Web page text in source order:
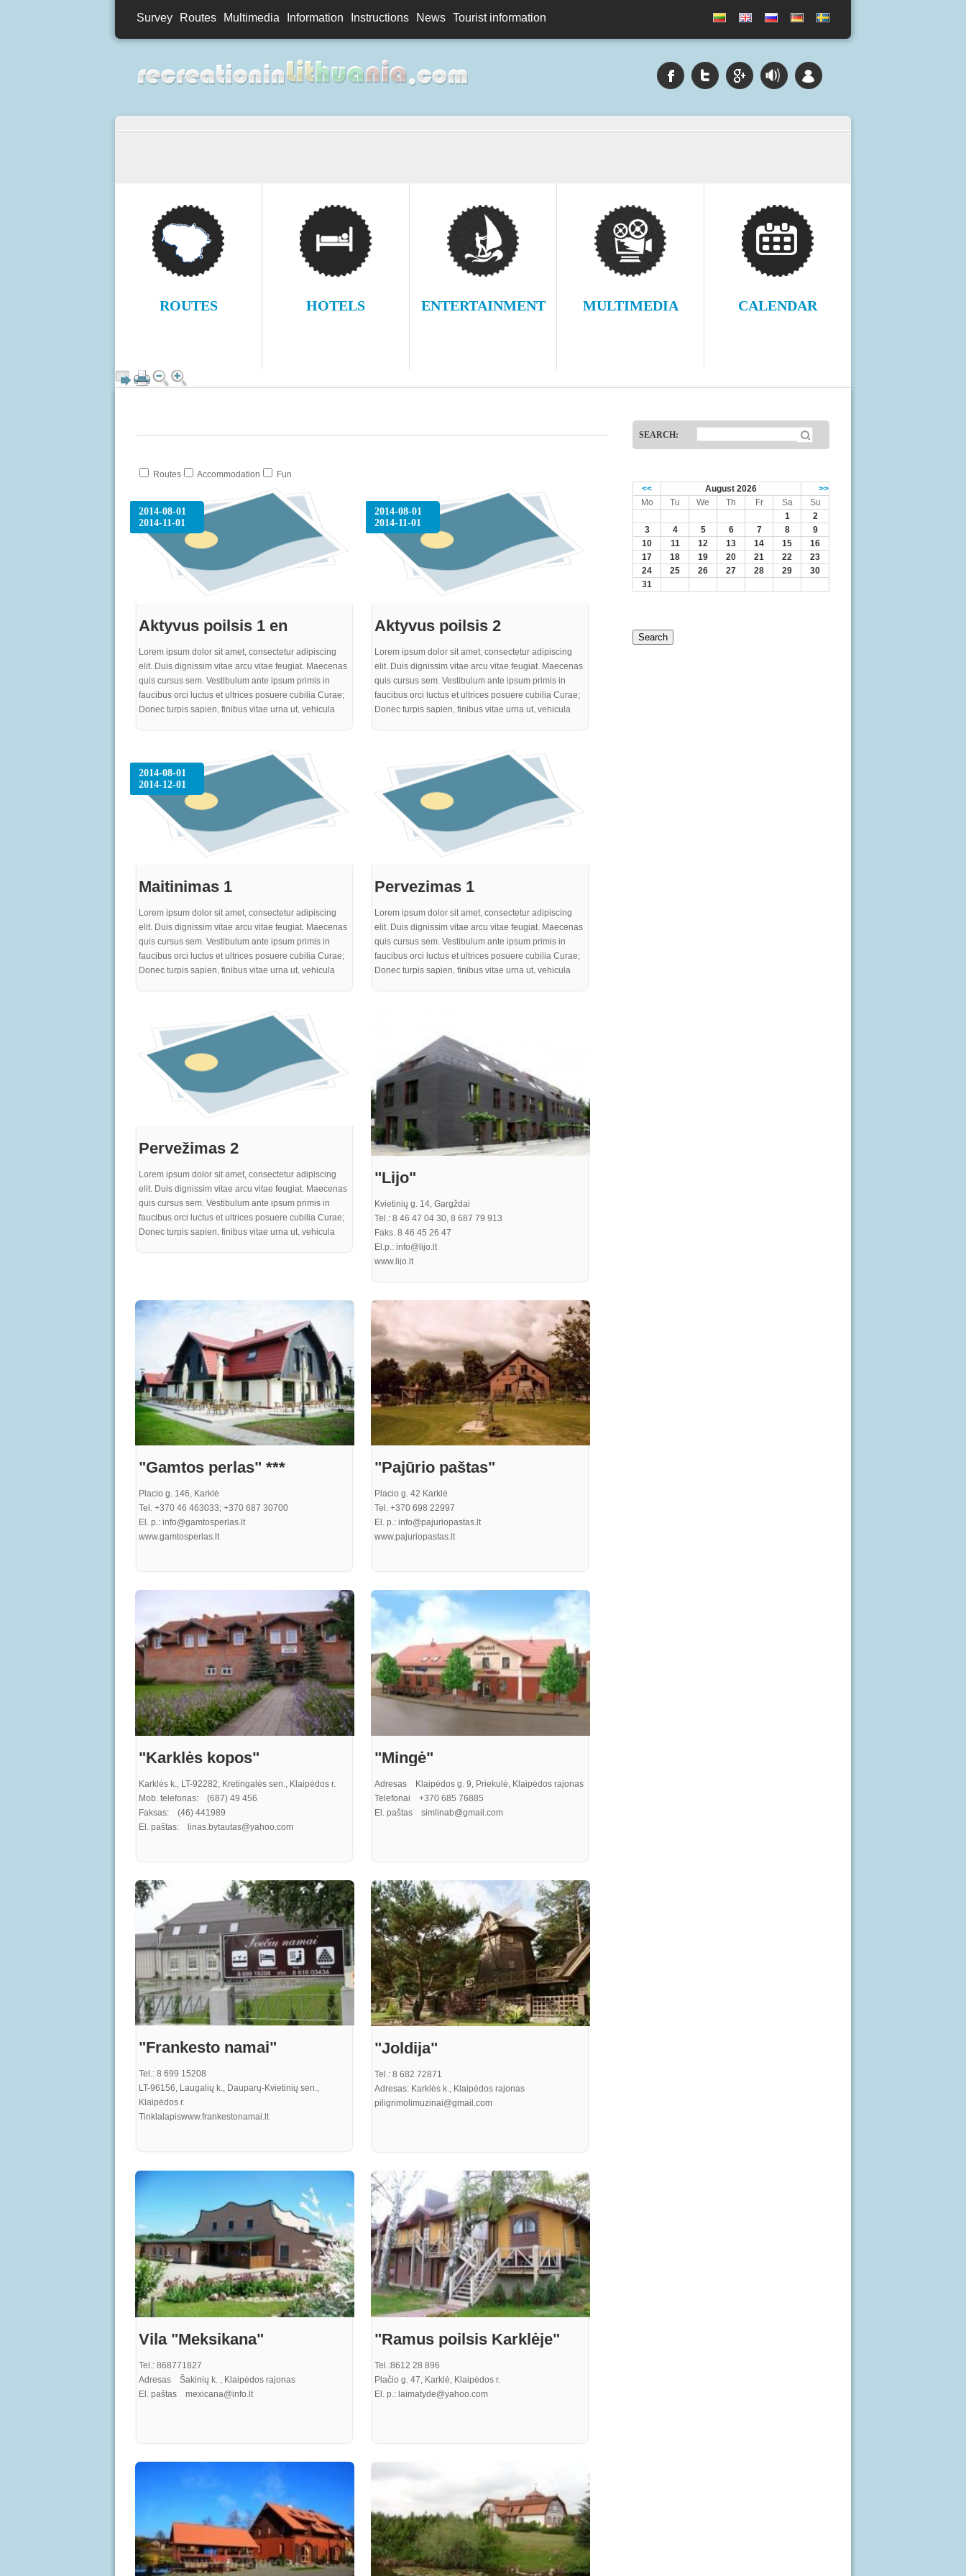
Survey Routes Multimedia Information Instructions News Tourist information
ROUTES HOTELS ENTERTAINMENT MULTIMEDIA CALENDAR
Routes Accommodation Fun
2014-08-01
2014-11-01
Aktyvus poilsis 1 en
Lorem ipsum dolor sit amet, consectetur adipiscing
elit. Duis dignissim vitae arcu vitae feugiat. Maecenas
quis cursus sem. Vestibulum ante ipsum primis in
faucibus orci luctus et ultrices posuere cubilia Curae;
Donec turpis sapien, finibus vitae urna ut, vehicula
aliquet, mattis tortor non, cursus enim. Vestibulum nisi
elit, ultricies quis sem nec, laoreet gravida felis. Nulla
sem turpis, egestas ac turpis sed, dignissim iaculis
purus. Proin quam metus, bibendum sit amet
elementum nec, pharetra ut purus. In vel gravida odio,
at rutrum nisi. Curabitur risus eros, iaculis a imperdiet
at, consequat rhoncus quam
2014-08-01
2014-11-01
Aktyvus poilsis 2
Lorem ipsum dolor sit amet, consectetur adipiscing
elit. Duis dignissim vitae arcu vitae feugiat. Maecenas
quis cursus sem. Vestibulum ante ipsum primis in
faucibus orci luctus et ultrices posuere cubilia Curae;
Donec turpis sapien, finibus vitae urna ut, vehicula
aliquet, mattis tortor non, cursus enim. Vestibulum nisi
elit, ultricies quis sem nec, laoreet gravida felis. Nulla
sem turpis, egestas ac turpis sed, dignissim iaculis
purus. Proin quam metus, bibendum sit amet
elementum nec, pharetra ut purus. In vel gravida odio,
at rutrum nisi. Curabitur risus eros, iaculis a imperdiet
at, consequat rhoncus quam
2014-08-01
2014-12-01
Maitinimas 1
Lorem ipsum dolor sit amet, consectetur adipiscing
elit. Duis dignissim vitae arcu vitae feugiat. Maecenas
quis cursus sem. Vestibulum ante ipsum primis in
faucibus orci luctus et ultrices posuere cubilia Curae;
Donec turpis sapien, finibus vitae urna ut, vehicula
aliquet, mattis tortor non, cursus enim. Vestibulum nisi
elit, ultricies quis sem nec, laoreet gravida felis. Nulla
sem turpis, egestas ac turpis sed, dignissim iaculis
purus. Proin quam metus, bibendum sit amet
elementum nec, pharetra ut purus. In vel gravida odio,
at rutrum nisi. Curabitur risus eros, iaculis a imperdiet
at, consequat rhoncus quam
Pervezimas 1
Lorem ipsum dolor sit amet, consectetur adipiscing
elit. Duis dignissim vitae arcu vitae feugiat. Maecenas
quis cursus sem. Vestibulum ante ipsum primis in
faucibus orci luctus et ultrices posuere cubilia Curae;
Donec turpis sapien, finibus vitae urna ut, vehicula
sem turpis, egestas ac turpis sed, dignissim iaculis
purus. Proin quam metus, bibendum sit amet
elementum nec, pharetra ut purus. In vel gravida odio,
at rutrum nisi. Curabitur risus eros, iaculis a imperdiet
at, consequat rhoncus quam
Pervežimas 2
Lorem ipsum dolor sit amet, consectetur adipiscing
elit. Duis dignissim vitae arcu vitae feugiat. Maecenas
quis cursus sem. Vestibulum ante ipsum primis in
faucibus orci luctus et ultrices posuere cubilia Curae;
Donec turpis sapien, finibus vitae urna ut, vehicula
sem turpis, egestas ac turpis sed, dignissim iaculis
purus. Proin quam metus, bibendum sit amet
elementum nec, pharetra ut purus. In vel gravida odio,
at rutrum nisi. Curabitur risus eros, iaculis a imperdiet
at, consequat rhoncus quam
"Lijo"
Kvietinių g. 14, Gargždai
Tel.: 8 46 47 04 30, 8 687 79 913
Faks. 8 46 45 26 47
El.p.: info@lijo.lt
www.lijo.lt
"Gamtos perlas" ***
Placio g. 146, Karklė
Tel. +370 46 463033; +370 687 30700
El. p.: info@gamtosperlas.lt
www.gamtosperlas.lt
"Pajūrio paštas"
Placio g. 42 Karklė
Tel. +370 698 22997
El. p.: info@pajuriopastas.lt
www.pajuriopastas.lt
"Karklės kopos"
Karklės k., LT-92282, Kretingalės sen., Klaipėdos r.
Mob. telefonas: (687) 49 456
Faksas: (46) 441989
El. paštas: linas.bytautas@yahoo.com
"Mingė"
Adresas Klaipėdos g. 9, Priekulė, Klaipėdos rajonas
Telefonai +370 685 76885
El. paštas simlinab@gmail.com
"Frankesto namai"
Tel.: 8 699 15208
LT-96156, Laugalių k., Dauparų-Kvietinių sen.,
Klaipėdos r.
Tinklalapiswww.frankestonamai.lt
"Joldija"
Tel.: 8 682 72871
Adresas: Karklės k., Klaipėdos rajonas
piligrimolimuzinai@gmail.com
Vila "Meksikana"
Tel.: 868771827
Adresas Šakinių k. , Klaipėdos rajonas
El. paštas mexicana@info.lt
"Ramus poilsis Karklėje"
Tel.:8612 28 896
Plačio g. 47, Karklė, Klaipėdos r.
El. p.: laimatyde@yahoo.com
SEARCH:
<< August 2026
>>
Mo
Tu We Th Fr Sa
Su
1
2
3
4 5 6 7 8
9
10
11 12 13 14 15
16
17
18 19 20 21 22
23
24
25 26 27 28 29
30
31